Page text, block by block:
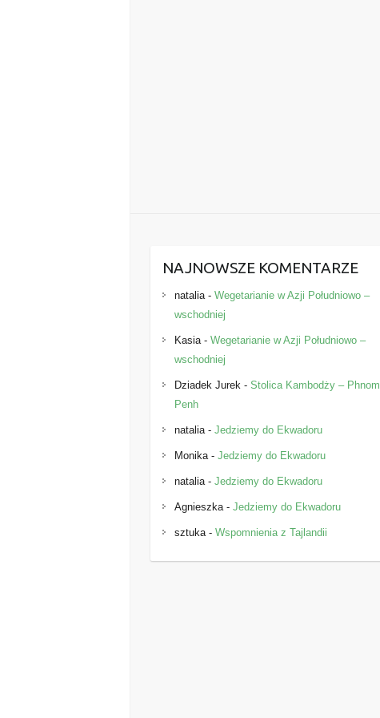
NAJNOWSZE KOMENTARZE
natalia-Wegetarianie w Azji Południowo –
wschodniej
Kasia-Wegetarianie w Azji Południowo –
wschodniej
Dziadek Jurek -Stolica Kambodży – Phnom
Penh
natalia-Jedziemy do Ekwadoru
Monika-Jedziemy do Ekwadoru
natalia-Jedziemy do Ekwadoru
Agnieszka-Jedziemy do Ekwadoru
sztuka-Wspomnienia z Tajlandii